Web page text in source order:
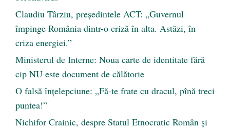
Claudiu Târziu, președintele ACT: „Guvernul
împinge România dintr-o criză în alta. Astăzi, în
criza energiei.”
Ministerul de Interne: Noua carte de identitate fără
cip NU este document de călătorie
O falsă înțelepciune: „Fă-te frate cu dracul, pînă treci
puntea!”
Nichifor Crainic, despre Statul Etnocratic Român şi